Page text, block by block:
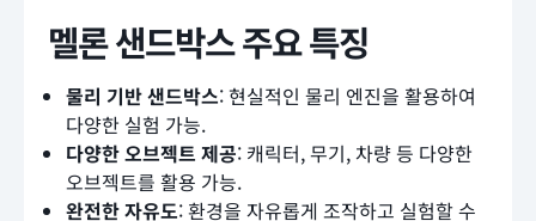
멜론 샌드박스 주요 특징
물리 기반 샌드박스: 현실적인 물리 엔진을 활용하여
다양한 실험 가능.
다양한 오브젝트 제공: 캐릭터, 무기, 차량 등 다양한
오브젝트를 활용 가능.
완전한 자유도: 환경을 자유롭게 조작하고 실험할 수